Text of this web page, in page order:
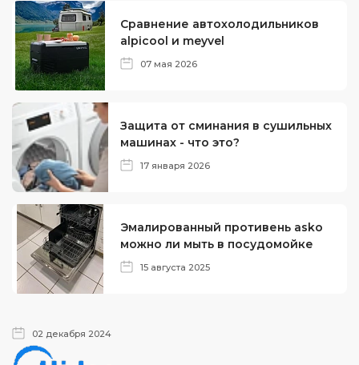
Сравнение автохолодильников
alpicool и meyvel
07 мая 2026
Защита от сминания в сушильных
машинах - что это?
17 января 2026
Эмалированный противень asko
можно ли мыть в посудомойке
15 августа 2025
02 декабря 2024